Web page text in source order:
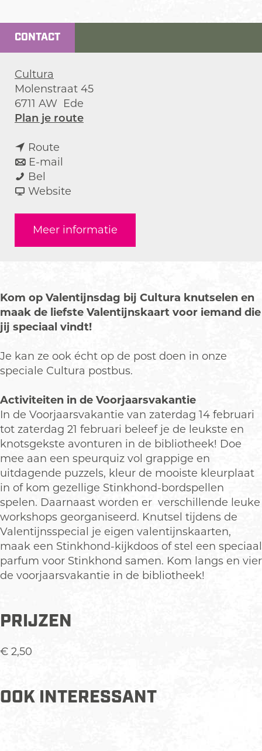
CONTACT
Cultura
Molenstraat 45
6711 AW Ede
Plan je routen
n
t
n
s
k
a
r
e
n
k
n
u
t
s
e
l
e
n
Route
a
r
e
i
j
n
k
a
r
t
e
n
k
n
u
t
s
e
l
e
n
E-mail
a
a
l
t
i
j
s
k
a
r
t
e
n
k
n
u
t
s
e
l
e
Bel
a
n
t
n
s
k
a
r
e
n
k
n
u
t
s
e
l
e
n
Website
V
a
n
t
i
n
s
a
a
r
t
e
n
k
n
u
t
s
e
l
Meer informatie
Kom op Valentijnsdag bij Cultura knutselen en
maak de liefste Valentijnskaart voor iemand die
jij speciaal vindt!
Je kan ze ook écht op de post doen in onze
speciale Cultura postbus.
Activiteiten in de Voorjaarsvakantie
In de Voorjaarsvakantie van zaterdag 14 februari
tot zaterdag 21 februari beleef je de leukste en
knotsgekste avonturen in de bibliotheek! Doe
mee aan een speurquiz vol grappige en
uitdagende puzzels, kleur de mooiste kleurplaat
in of kom gezellige Stinkhond-bordspellen
spelen. Daarnaast worden er verschillende leuke
workshops georganiseerd. Knutsel tijdens de
Valentijnsspecial je eigen valentijnskaarten,
maak een Stinkhond-kijkdoos of stel een speciaal
parfum voor Stinkhond samen. Kom langs en vier
de voorjaarsvakantie in de bibliotheek!
PRIJZEN
€ 2,50
OOK INTERESSANT